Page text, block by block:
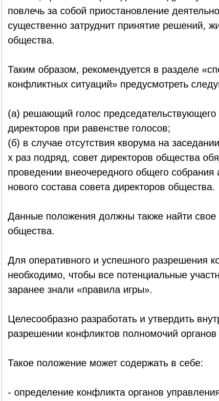
повлечь за собой приостановление
существенно затруднит принятие решений,
общества.
Таким образом, рекомендуется в разделе
конфликтных ситуаций» предусмотреть
(а) решающий голос председательствующего
директоров при равенстве голосов;
(б) в случае отсутствия кворума на
х раз подряд, совет директоров общества
проведении внеочередного общего собрания
нового состава совета директоров общества.
Данные положения должны также найти свое
общества.
Для оперативного и успешного разрешения
необходимо, чтобы все потенциальные
заранее знали «правила игры».
Целесообразно разработать и утвердить
разрешении конфликтов полномочий
Такое положение может содержать в себе:
- определение конфликта органов